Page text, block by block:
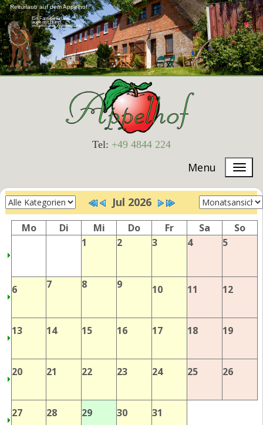
Reiturlaub auf dem Appelhof
Ein Familienurlaub,
auch mit Hund,
in familiärer Atmosphäre.
Tel: +49 4844 224
Menu
Jul 2026
Mo Di Mi Do Fr Sa
So
1
2 3 4 5
6 7 8 9 10 11 12
13 14 15 16 17 18 19
20 21 22 23 24 25 26
27 28 29 30 31